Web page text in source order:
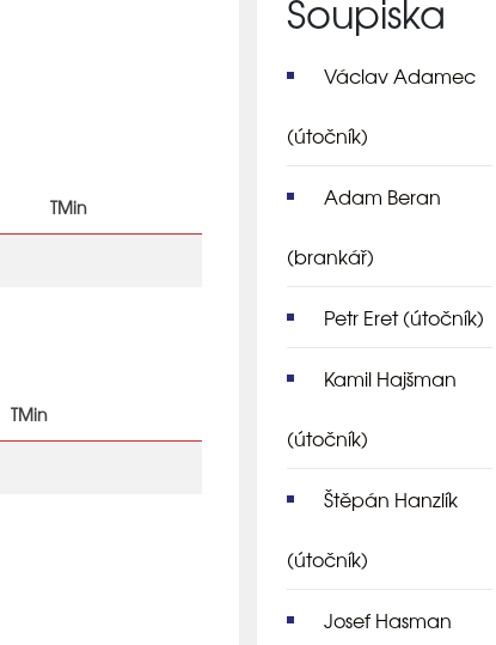
TMin
TMin
Soupiska
Václav Adamec
(útočník)
Adam Beran
(brankář)
Petr Eret(útočník)
Kamil Hajšman
(útočník)
Štěpán Hanzlík
(útočník)
Josef Hasman